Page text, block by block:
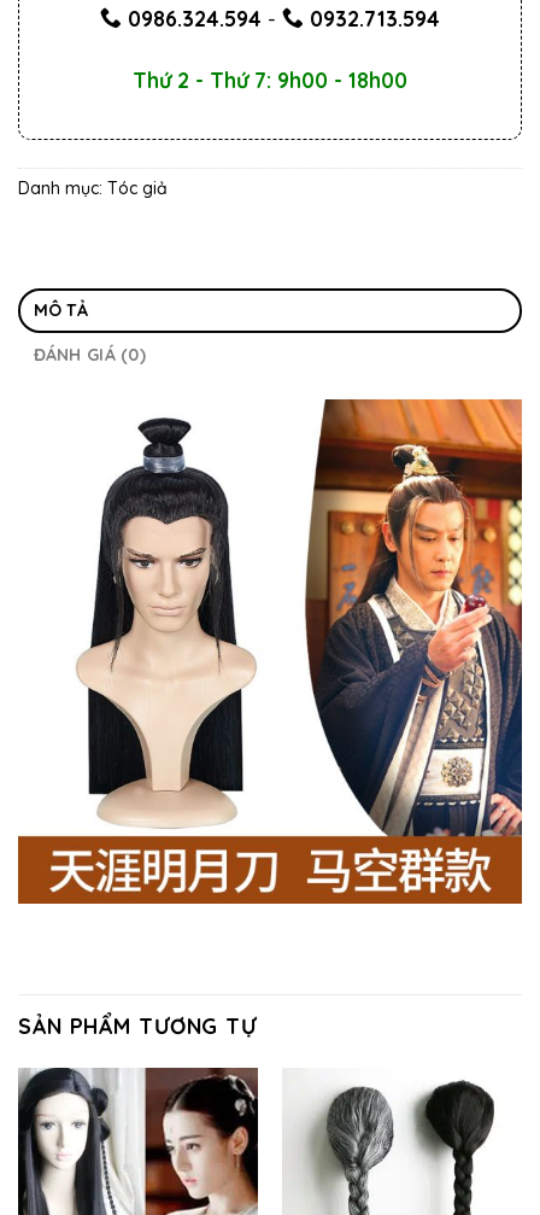
0986.324.594 - 0932.713.594
Thứ 2 - Thứ 7: 9h00 - 18h00
Danh mục: Tóc giả
MÔ TẢ
ĐÁNH GIÁ (0)
SẢN PHẨM TƯƠNG TỰ